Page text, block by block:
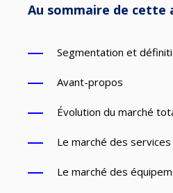
Au sommaire de cette
Segmentation et
Avant-propos
Évolution du marché
Le marché des
Le marché des